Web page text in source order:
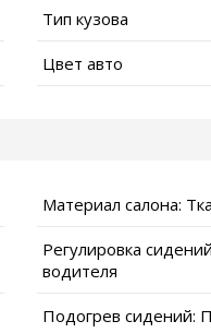
Тип кузова
Цвет авто
Материал салона:
Регулировка
водителя
Подогрев сидений: